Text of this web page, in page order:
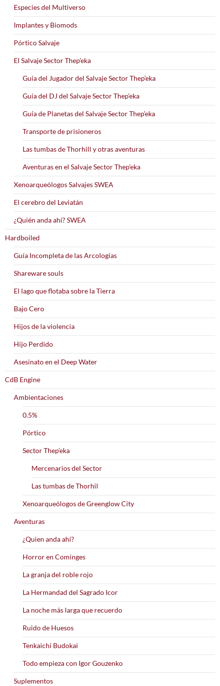
Especies del Multiverso
Implantes y Biomods
Pórtico Salvaje
El Salvaje Sector Thep’eka
Guía del Jugador del Salvaje Sector Thep’eka
Guía del DJ del Salvaje Sector Thep’eka
Guía de Planetas del Salvaje Sector Thep’eka
Transporte de prisioneros
Las tumbas de Thorhill y otras aventuras
Aventuras en el Salvaje Sector Thep’eka
Xenoarqueólogos Salvajes SWEA
El cerebro del Leviatán
¿Quién anda ahí? SWEA
Hardboiled
Guía Incompleta de las Arcologías
Shareware souls
El lago que flotaba sobre la Tierra
Bajo Cero
Hijos de la violencia
Hijo Perdido
Asesinato en el Deep Water
CdB Engine
Ambientaciones
0.5%
Pórtico
Sector Thep’eka
Mercenarios del Sector
Las tumbas de Thorhil
Xenoarqueólogos de Greenglow City
Aventuras
¿Quien anda ahí?
Horror en Cominges
La granja del roble rojo
La Hermandad del Sagrado Icor
La noche más larga que recuerdo
Ruido de Huesos
Tenkaichi Budokai
Todo empieza con Igor Gouzenko
Suplementos